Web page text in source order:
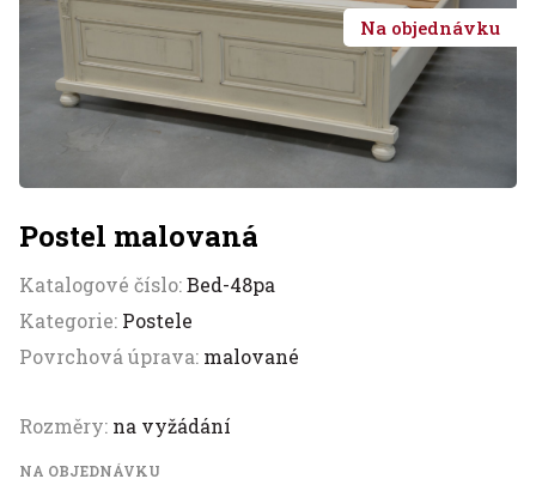
Na objednávku
Postel malovaná
Katalogové číslo:Bed-48pa
Kategorie: Postele
Povrchová úprava: malované
Rozměry: na vyžádání
NA OBJEDNÁVKU